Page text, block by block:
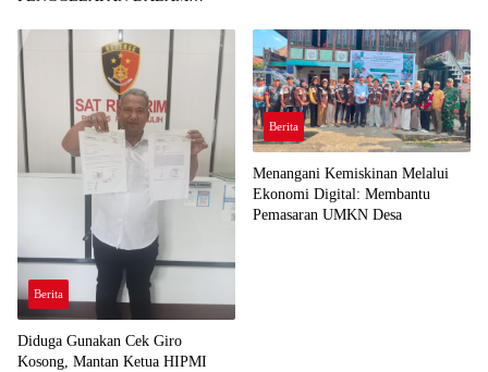
DIAMANKAN TEAM OPSNAL
URC
Berita
Diduga Gunakan Cek Giro
Kosong, Mantan Ketua HIPMI
Berita
Menangani Kemiskinan Melalui
Ekonomi Digital: Membantu
Pemasaran UMKN Desa